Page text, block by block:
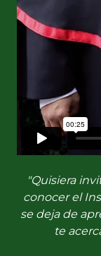
"Quisiera
conocer el
se deja de
te